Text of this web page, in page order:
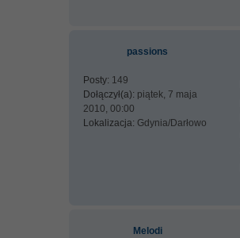
passions
Posty: 149
Dołączył(a): piątek, 7 maja
2010, 00:00
Lokalizacja: Gdynia/Darłowo
Melodi